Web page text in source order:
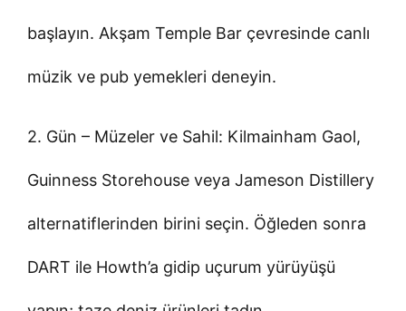
başlayın. Akşam Temple Bar çevresinde canlı
müzik ve pub yemekleri deneyin.
2. Gün – Müzeler ve Sahil: Kilmainham Gaol,
Guinness Storehouse veya Jameson Distillery
alternatiflerinden birini seçin. Öğleden sonra
DART ile Howth’a gidip uçurum yürüyüşü